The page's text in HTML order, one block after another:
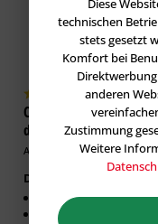
Caparol DecoLasur Matt
dekorative Lasur-
Artikel-Nr.: CAP-100532
Dekorative Lasur Innen
Matter Effekt
Diffusionsfähig
technischen
stets gesetzt
Komfort bei
anderen
Zustimmung
Weitere